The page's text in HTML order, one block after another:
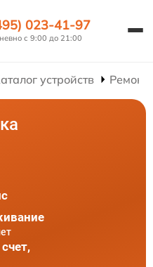
023-41-97
с 9:00 до 21:00
устройств